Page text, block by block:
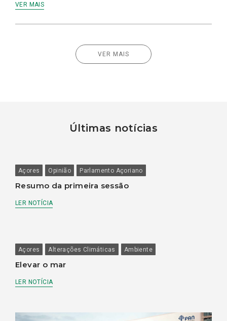
VER MAIS
VER MAIS
Últimas notícias
Açores Opinião Parlamento Açoriano
Resumo da primeira sessão
LER NOTÍCIA
Açores Alterações Climáticas Ambiente
Elevar o mar
LER NOTÍCIA